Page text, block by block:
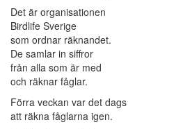
Det är organisationen
Birdlife Sverige
som ordnar räknandet.
De samlar in siffror
från alla som är med
och räknar fåglar.
Förra veckan var det dags
att räkna fåglarna igen.